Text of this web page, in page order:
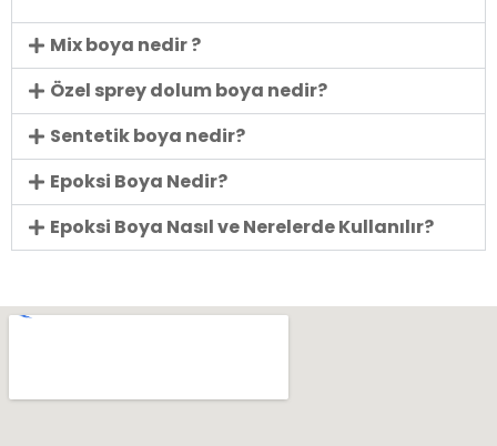
Mix boya nedir ?
Özel sprey dolum boya nedir?
Sentetik boya nedir?
Epoksi Boya Nedir?
Epoksi Boya Nasıl ve Nerelerde Kullanılır?